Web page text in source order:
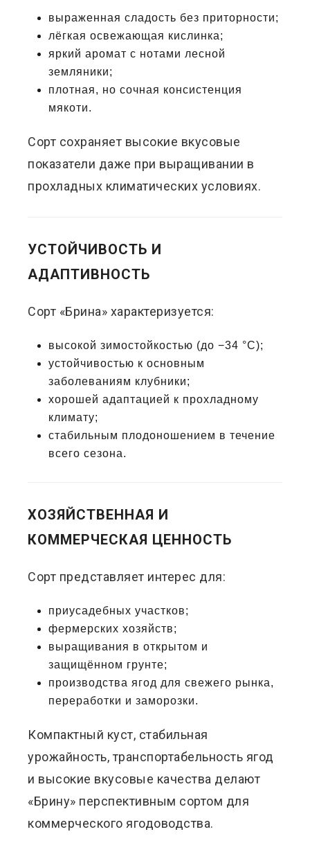
выраженная сладость без приторности;
лёгкая освежающая кислинка;
яркий аромат с нотами лесной
земляники;
плотная, но сочная консистенция
мякоти.
Сорт сохраняет высокие вкусовые
показатели даже при выращивании в
прохладных климатических условиях.
УСТОЙЧИВОСТЬ И
АДАПТИВНОСТЬ
Сорт «Брина» характеризуется:
высокой зимостойкостью (до −34 °C);
устойчивостью к основным
заболеваниям клубники;
хорошей адаптацией к прохладному
климату;
стабильным плодоношением в течение
всего сезона.
ХОЗЯЙСТВЕННАЯ И
КОММЕРЧЕСКАЯ ЦЕННОСТЬ
Сорт представляет интерес для:
приусадебных участков;
фермерских хозяйств;
выращивания в открытом и
защищённом грунте;
производства ягод для свежего рынка,
переработки и заморозки.
Компактный куст, стабильная
урожайность, транспортабельность ягод
и высокие вкусовые качества делают
«Брину» перспективным сортом для
коммерческого ягодоводства.